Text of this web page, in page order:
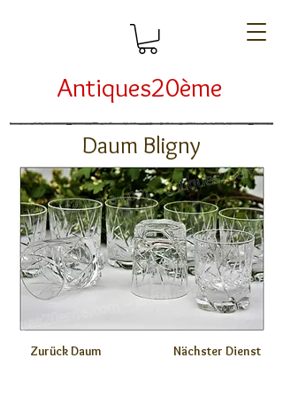
Antiques20ème
Daum Bligny
Zurück Daum Nächster Dienst